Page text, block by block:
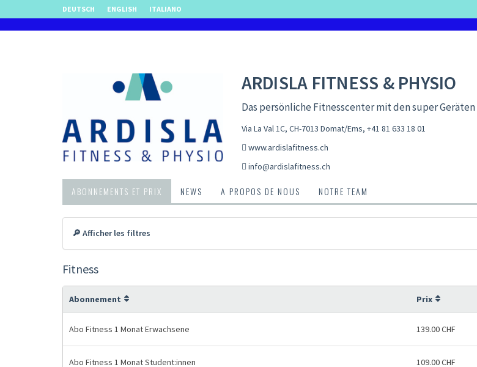
DEUTSCH ENGLISH ITALIANO
ARDISLA FITNESS & PHYSIO
Das persönliche Fitnesscenter mit den super
Via La Val 1C, CH-7013 Domat/Ems, +41 81 633 18 01
www.ardislafitness.ch
info@ardislafitness.ch
ABONNEMENTS ET PRIX NEWS A PROPOS DE NOUS NOTRE TEAM
🔎 Afficher les filtres
Fitness
Abonnement Prix
Abo Fitness 1 Monat Erwachsene 139.00 CHF
Abo Fitness 1 Monat Student:innen 109.00 CHF